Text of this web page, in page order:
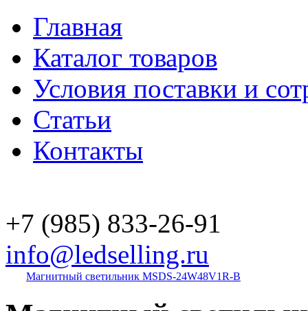
Главная
Каталог товаров
Условия поставки и
Статьи
Контакты
+7 (985) 833-26-91
info@ledselling.ru
Магнитный светильник MSDS-24W48V1R-B